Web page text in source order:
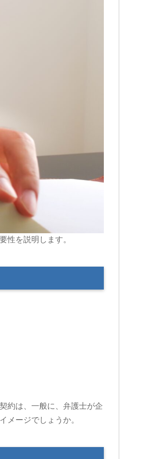
性を説明します。
約は、一般に、弁護士が企
メージでしょうか。